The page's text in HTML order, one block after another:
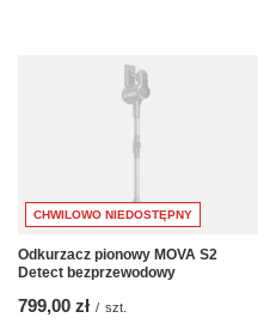
CHWILOWO NIEDOSTĘPNY
Odkurzacz pionowy MOVA S2
Detect bezprzewodowy
799,00 zł / szt.